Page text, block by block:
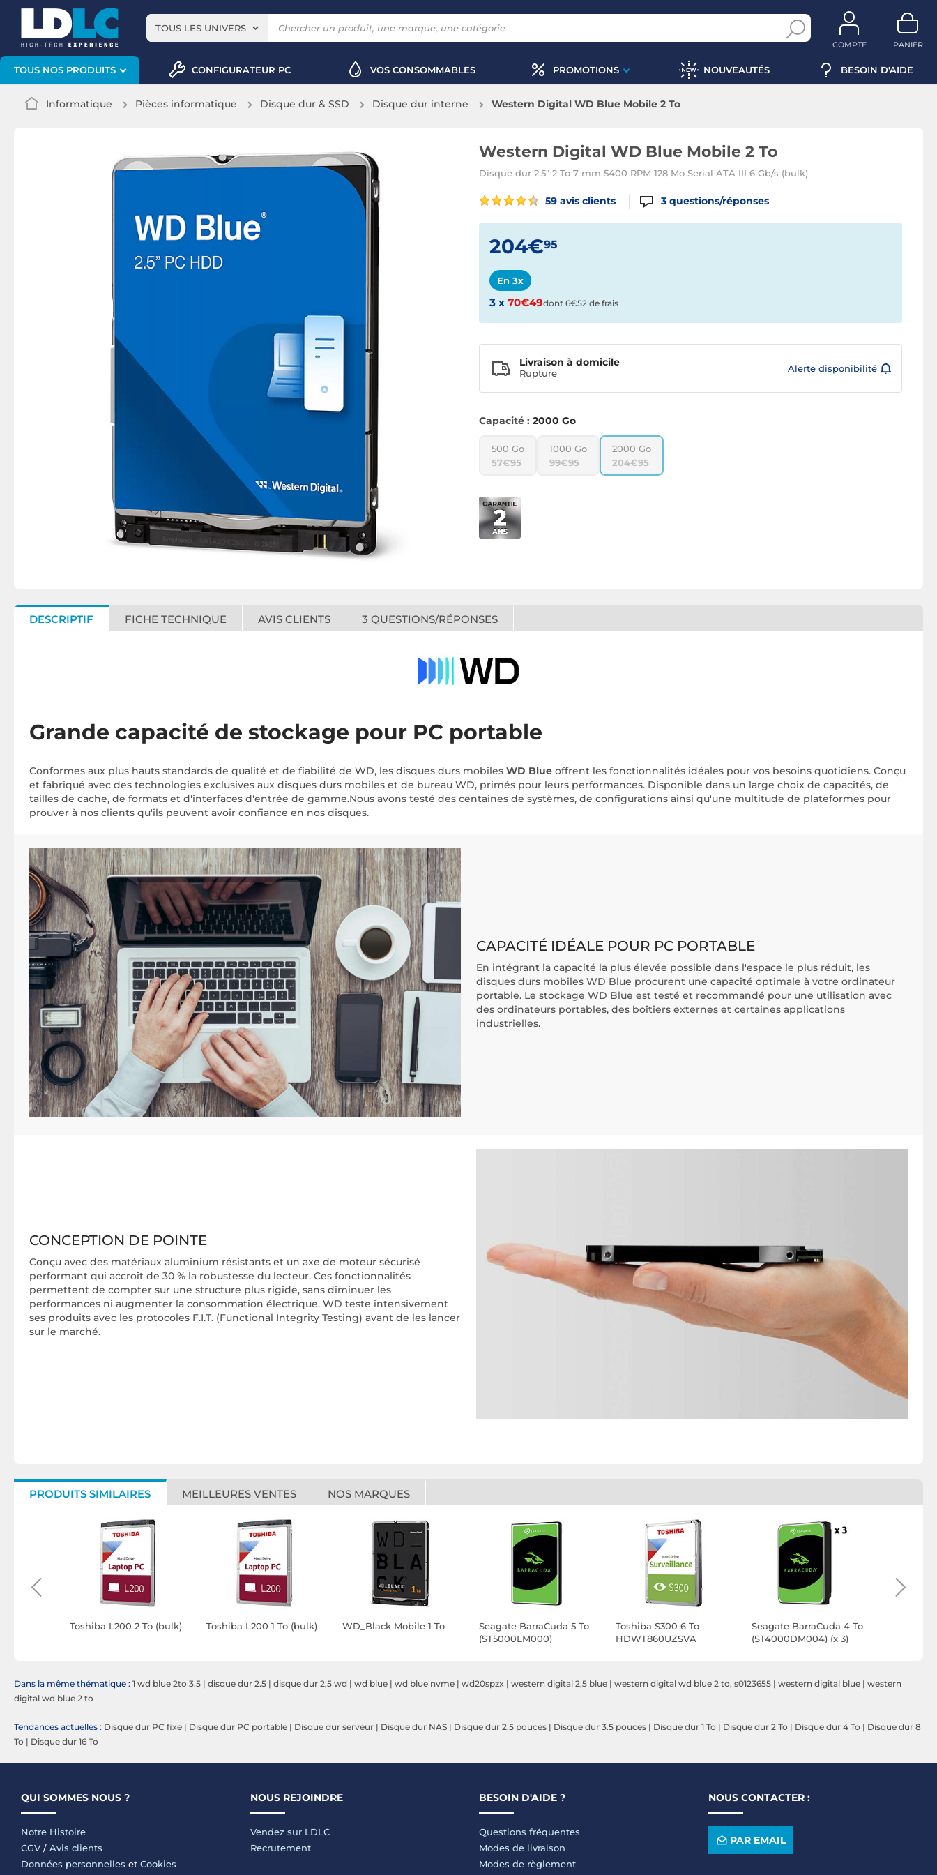
TOUS LES UNIVERS
COMPTE PANIER
TOUS NOS PRODUITS CONFIGURATEUR PC VOS CONSOMMABLES PROMOTIONS NOUVEAUTÉS BESOIN D'AIDE
Informatique Pièces informatique Disque dur & SSD Disque dur interne Western Digital WD Blue Mobile 2 To
Western Digital WD Blue Mobile 2 To
Disque dur 2.5" 2 To 7 mm 5400 RPM 128 Mo Serial ATA III 6 Gb/s (bulk)
59 avis clients 3 questions/réponses
204€95
En 3x
3 x 70€49dont 6€52 de frais
Livraison à domicile
Rupture Alerte disponibilité
Capacité : 2000 Go
500 Go
57€95
1000 Go
99€95
2000 Go
204€95
DESCRIPTIF FICHE TECHNIQUE AVIS CLIENTS 3 QUESTIONS/RÉPONSES
Grande capacité de stockage pour PC portable
Conformes aux plus hauts standards de qualité et de fiabilité de WD, les disques durs mobiles WD Blue offrent les fonctionnalités idéales pour vos besoins quotidiens. Conçu
et fabriqué avec des technologies exclusives aux disques durs mobiles et de bureau WD, primés pour leurs performances. Disponible dans un large choix de capacités, de
tailles de cache, de formats et d'interfaces d'entrée de gamme.Nous avons testé des centaines de systèmes, de configurations ainsi qu'une multitude de plateformes pour
prouver à nos clients qu'ils peuvent avoir confiance en nos disques.
CAPACITÉ IDÉALE POUR PC PORTABLE
En intégrant la capacité la plus élevée possible dans l'espace le plus réduit, les
disques durs mobiles WD Blue procurent une capacité optimale à votre ordinateur
portable. Le stockage WD Blue est testé et recommandé pour une utilisation avec
des ordinateurs portables, des boîtiers externes et certaines applications
industrielles.
CONCEPTION DE POINTE
Conçu avec des matériaux aluminium résistants et un axe de moteur sécurisé
performant qui accroît de 30 % la robustesse du lecteur. Ces fonctionnalités
permettent de compter sur une structure plus rigide, sans diminuer les
performances ni augmenter la consommation électrique. WD teste intensivement
ses produits avec les protocoles F.I.T. (Functional Integrity Testing) avant de les lancer
sur le marché.
PRODUITS SIMILAIRES MEILLEURES VENTES NOS MARQUES
Toshiba L200 2 To (bulk) Toshiba L200 1 To (bulk) WD_Black Mobile 1 To
Seagate BarraCuda 5 To
(ST5000LM000)
Toshiba S300 6 To
HDWT860UZSVA
Seagate BarraCuda 4 To
(ST4000DM004) (x 3)
Dans la même thématique : 1 wd blue 2to 3.5 | disque dur 2.5 | disque dur 2,5 wd | wd blue | wd blue nvme | wd20spzx | western digital 2,5 blue | western digital wd blue 2 to, s0123655 | western digital blue | western
digital wd blue 2 to
Tendances actuelles : Disque dur PC fixe | Disque dur PC portable | Disque dur serveur | Disque dur NAS | Disque dur 2.5 pouces | Disque dur 3.5 pouces | Disque dur 1 To | Disque dur 2 To | Disque dur 4 To | Disque dur 8
To | Disque dur 16 To
QUI SOMMES NOUS ?
Notre Histoire
CGV / Avis clients
Données personnelles et Cookies
NOUS REJOINDRE
Vendez sur LDLC
Recrutement
BESOIN D'AIDE ?
Questions fréquentes
Modes de livraison
Modes de règlement
NOUS CONTACTER :
PAR EMAIL